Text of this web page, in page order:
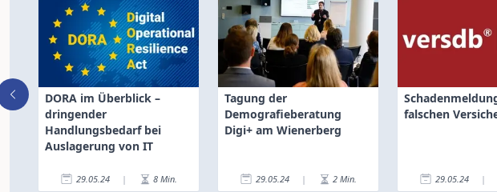
DORA im Überblick –
dringender
Handlungsbedarf bei
Auslagerung von IT
29.05.24 | 8 Min.
Tagung der
Demografieberatung
Digi+ am Wienerberg
29.05.24 | 2 Min.
falschen
29.05.24 |